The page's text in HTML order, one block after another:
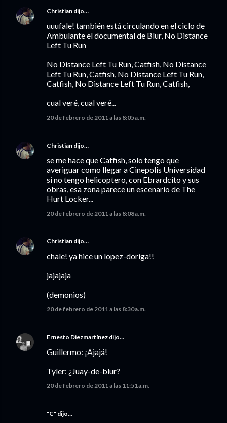
Christian dijo…
uuufale! también está circulando en el ciclo de
Ambulante el documental de Blur, No Distance
Left Tu Run
No Distance Left Tu Run, Catfish, No Distance
Left Tu Run, Catfish, No Distance Left Tu Run,
Catfish, No Distance Left Tu Run, Catfish,
cual veré, cual veré...
20 de febrero de 2011 a las 8:05 a.m.
Christian dijo…
se me hace que Catfish, solo tengo que
averiguar como llegar a Cinepolis Universidad
si no tengo helicoptero, con Ebrardcito y sus
obras, esa zona parece un escenario de The
Hurt Locker...
20 de febrero de 2011 a las 8:08 a.m.
Christian dijo…
chale! ya hice un lopez-doriga!!
jajajaja
(demonios)
20 de febrero de 2011 a las 8:30 a.m.
Ernesto Diezmartínez dijo…
Guillermo: ¡Ajajá!
Tyler: ¿Juay-de-blur?
20 de febrero de 2011 a las 11:51 a.m.
"C" dijo…